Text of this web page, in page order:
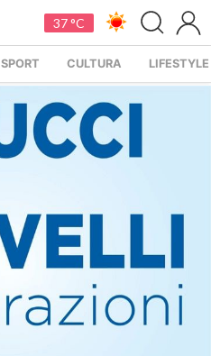
37 °C
SPORT CULTURA LIFESTYLE